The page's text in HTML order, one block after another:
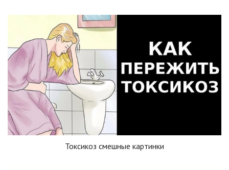
Токсикоз смешные картинки